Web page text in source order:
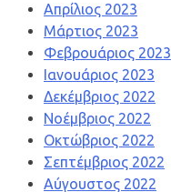
Απρίλιος 2023
Μάρτιος 2023
Φεβρουάριος 2023
Ιανουάριος 2023
Δεκέμβριος 2022
Νοέμβριος 2022
Οκτώβριος 2022
Σεπτέμβριος 2022
Αύγουστος 2022